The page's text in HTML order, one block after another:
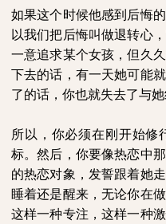
如果这个时候他感到后悔
以我们把后悔叫做退转心
一意追求某个女孩，但久
下去的话，有一天她可能
了的话，你也就失去了与
所以，你必须在刚开始修
标。然后，你要像热恋中
的热恋对象，发誓跟着她
睡着还是醒来，无论你在
这样一种专注，这样一种